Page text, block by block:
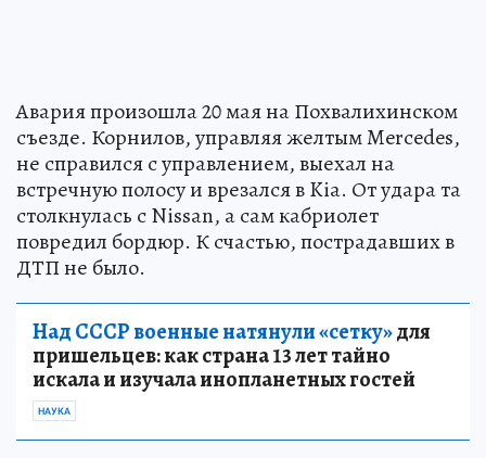
Авария произошла 20 мая на Похвалихинском
съезде. Корнилов, управляя желтым Mercedes,
не справился с управлением, выехал на
встречную полосу и врезался в Kia. От удара та
столкнулась с Nissan, а сам кабриолет
повредил бордюр. К счастью, пострадавших в
ДТП не было.
Над СССР военные натянули «сетку»для
пришельцев: как страна 13 лет тайно
искала и изучала инопланетных гостей
НАУКА